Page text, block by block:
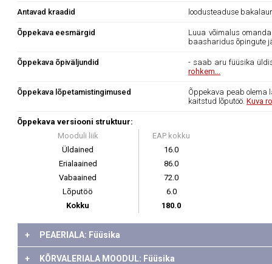
Antavad kraadid loodusteaduse
Õppekava eesmärgid
Luua võimalus
baasharidus õpingute
Õppekava õpiväljundid
- saab aru füüsika
rohkem...
Õppekava lõpetamistingimused
Õppekava peab olema
kaitstud lõputöö.Kuva
Õppekava versiooni struktuur:
Mooduli liik
EAP kokku
Üldained
16.0
Erialaained
86.0
Vabaained
72.0
Lõputöö
6.0
Kokku
180.0
+ PEAERIALA: Füüsika
+ KÕRVALERIALA MOODUL: Füüsika